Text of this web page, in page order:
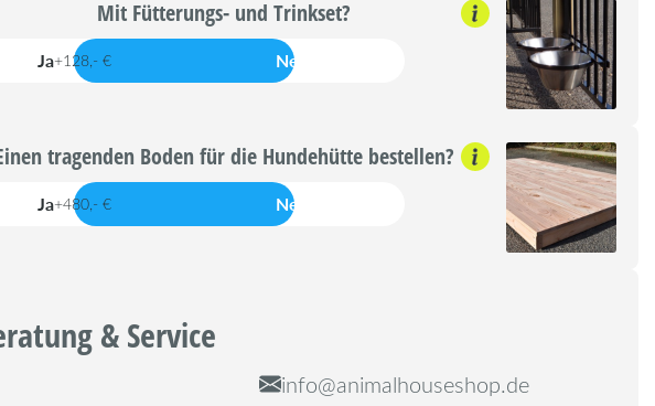
Mit Fütterungs- und Trinkset?
Ja+128,- € Nein
tragenden Boden für die Hundehütte bestellen?
Ja+480,- € Nein
& Service
info@animalhouseshop.de